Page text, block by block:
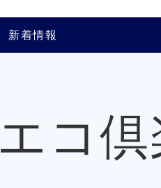
新着情報
エコ